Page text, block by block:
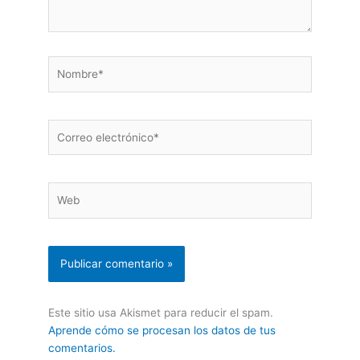
electrónico*
Este sitio usa Akismet para reducir el spam.
Aprende cómo se procesan los datos de tus
comentarios.